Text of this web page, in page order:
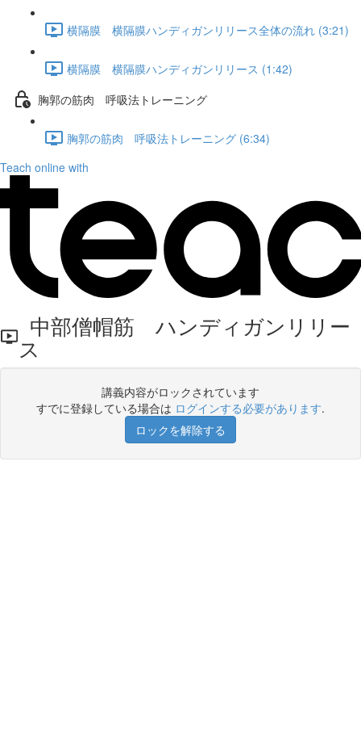
横隔膜 横隔膜ハンディガンリリース全体の流れ (3:21)
横隔膜 横隔膜ハンディガンリリース (1:42)
胸郭の筋肉 呼吸法トレーニング
胸郭の筋肉 呼吸法トレーニング (6:34)
Teach online with
中部僧帽筋 ハンディガンリリー
ス
講義内容がロックされています
すでに登録している場合は ログインする必要があります.
ロックを解除する